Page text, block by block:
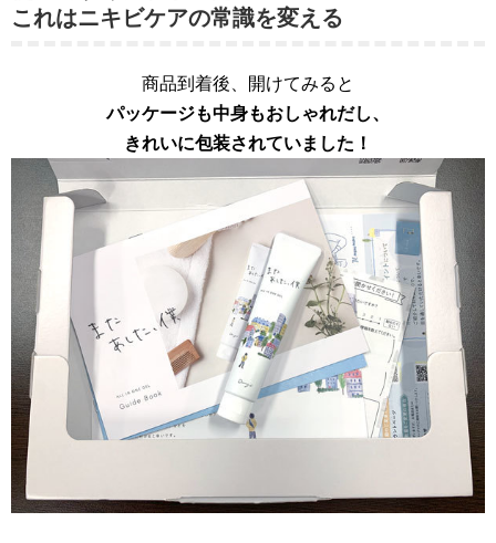
これはニキビケアの常識を変える
商品到着後、開けてみると
パッケージも中身もおしゃれだし、
きれいに包装されていました！